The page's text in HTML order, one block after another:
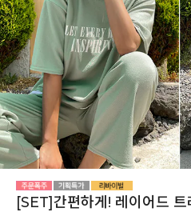
[SET]간편하게! 레이어드 트